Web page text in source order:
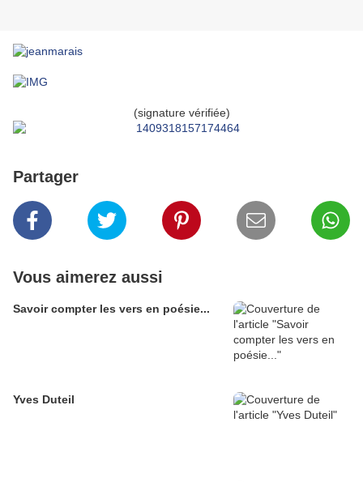
(signature vérifiée)
Partager
Vous aimerez aussi
Savoir compter les vers en poésie...
Yves Duteil